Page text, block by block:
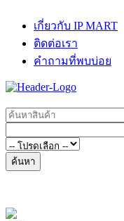
เกี่ยวกับ IP MART
ติดต่อเรา
คำถามที่พบบ่อย
ค้นหา